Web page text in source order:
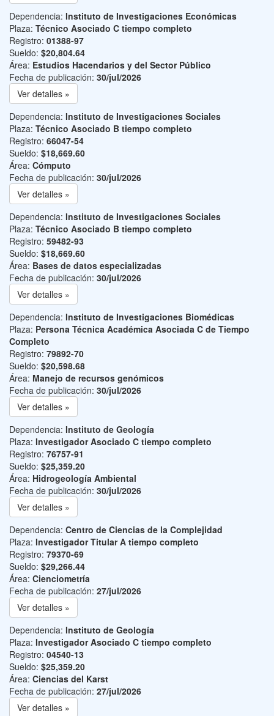
Dependencia: Instituto de Investigaciones Económicas
Plaza: Técnico Asociado C tiempo completo
Registro: 01388-97
Sueldo: $20,804.64
Área: Estudios Hacendarios y del Sector Público
Fecha de publicación: 30/jul/2026
Ver detalles »
Dependencia: Instituto de Investigaciones Sociales
Plaza: Técnico Asociado B tiempo completo
Registro: 66047-54
Sueldo: $18,669.60
Área: Cómputo
Fecha de publicación: 30/jul/2026
Ver detalles »
Dependencia: Instituto de Investigaciones Sociales
Plaza: Técnico Asociado B tiempo completo
Registro: 59482-93
Sueldo: $18,669.60
Área: Bases de datos especializadas
Fecha de publicación: 30/jul/2026
Ver detalles »
Dependencia: Instituto de Investigaciones Biomédicas
Plaza: Persona Técnica Académica Asociada C de Tiempo
Completo
Registro: 79892-70
Sueldo: $20,598.68
Área: Manejo de recursos genómicos
Fecha de publicación: 30/jul/2026
Ver detalles »
Dependencia: Instituto de Geología
Plaza: Investigador Asociado C tiempo completo
Registro: 76757-91
Sueldo: $25,359.20
Área: Hidrogeología Ambiental
Fecha de publicación: 30/jul/2026
Ver detalles »
Dependencia: Centro de Ciencias de la Complejidad
Plaza: Investigador Titular A tiempo completo
Registro: 79370-69
Sueldo: $29,266.44
Área: Cienciometría
Fecha de publicación: 27/jul/2026
Ver detalles »
Dependencia: Instituto de Geología
Plaza: Investigador Asociado C tiempo completo
Registro: 04540-13
Sueldo: $25,359.20
Área: Ciencias del Karst
Fecha de publicación: 27/jul/2026
Ver detalles »